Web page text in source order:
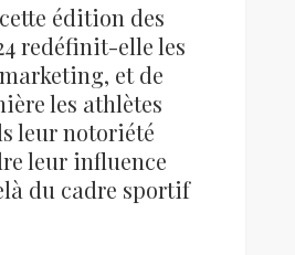
édition des
redéfinit-elle les
et de
les athlètes
leur notoriété
leur influence
du cadre sportif